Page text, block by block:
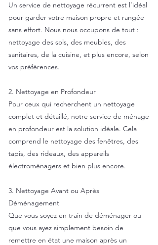
Un service de nettoyage récurrent est l’idéal
pour garder votre maison propre et rangée
sans effort. Nous nous occupons de tout :
nettoyage des sols, des meubles, des
sanitaires, de la cuisine, et plus encore, selon
vos préférences.
2. Nettoyage en Profondeur
Pour ceux qui recherchent un nettoyage
complet et détaillé, notre service de ménage
en profondeur est la solution idéale. Cela
comprend le nettoyage des fenêtres, des
tapis, des rideaux, des appareils
électroménagers et bien plus encore.
3. Nettoyage Avant ou Après
Déménagement
Que vous soyez en train de déménager ou
que vous ayez simplement besoin de
remettre en état une maison après un